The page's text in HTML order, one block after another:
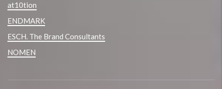
at10tion
ENDMARK
ESCH. The Brand Consultants
NOMEN